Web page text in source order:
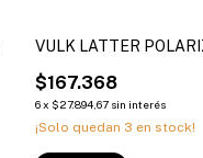
VULK LATTER
$167.368
6x $27.894,67 sin interés
¡Solo quedan 3 en stock!